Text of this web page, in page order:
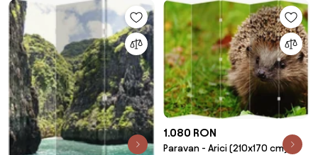
1.080 RON
Paravan - Arici (210x170 cm)